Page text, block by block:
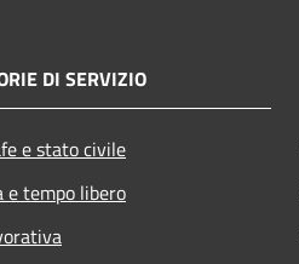
DI SERVIZIO
e stato civile
e tempo libero